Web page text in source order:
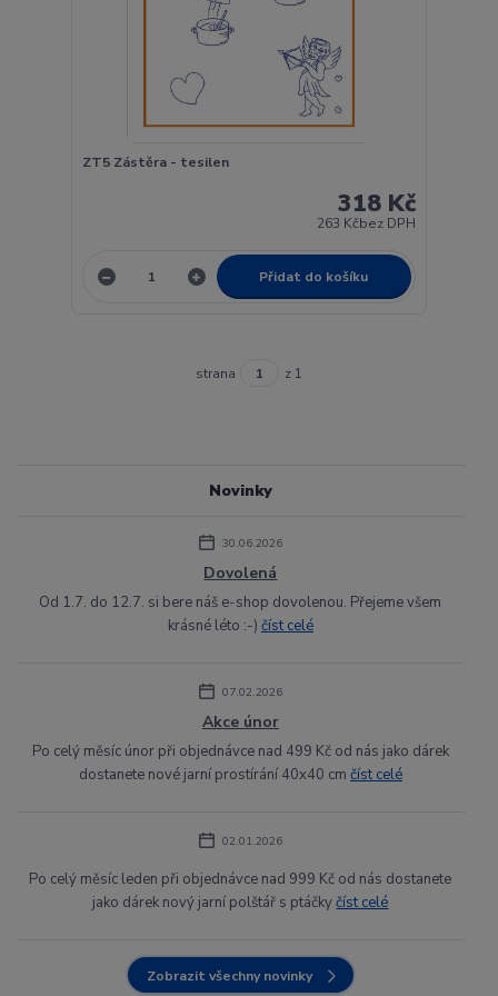
ZT5 Zástěra - tesilen
318 Kč
263 Kčbez DPH
Přidat do košíku
strana z 1
Novinky
30.06.2026
Dovolená
Od 1.7. do 12.7. si bere náš e-shop dovolenou. Přejeme všem
krásné léto :-) číst celé
07.02.2026
Akce únor
Po celý měsíc únor při objednávce nad 499 Kč od nás jako dárek
dostanete nové jarní prostírání 40x40 cm číst celé
02.01.2026
Po celý měsíc leden při objednávce nad 999 Kč od nás dostanete
jako dárek nový jarní polštář s ptáčkyčíst celé
Zobrazit všechny novinky